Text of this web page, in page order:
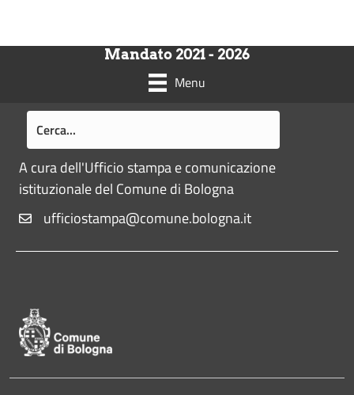
o
p
a
n
Menu
Mandato 2021 - 2026
A cura dell'Ufficio stampa e comunicazione
istituzionale del Comune di Bologna
ufficiostampa@comune.bologna.it